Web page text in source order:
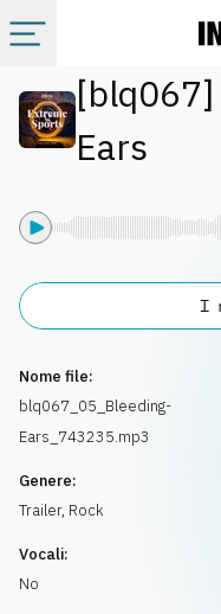
Categorie
[blq067]
Ears
Nome file:
blq067_05_Bleeding-
Ears_743235.mp3
Genere:
Trailer, Rock
Vocali:
No
I